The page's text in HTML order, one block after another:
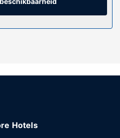
en
Dit hotel bevat ook gratis
of blijf lekker in je kamer en
Hotels